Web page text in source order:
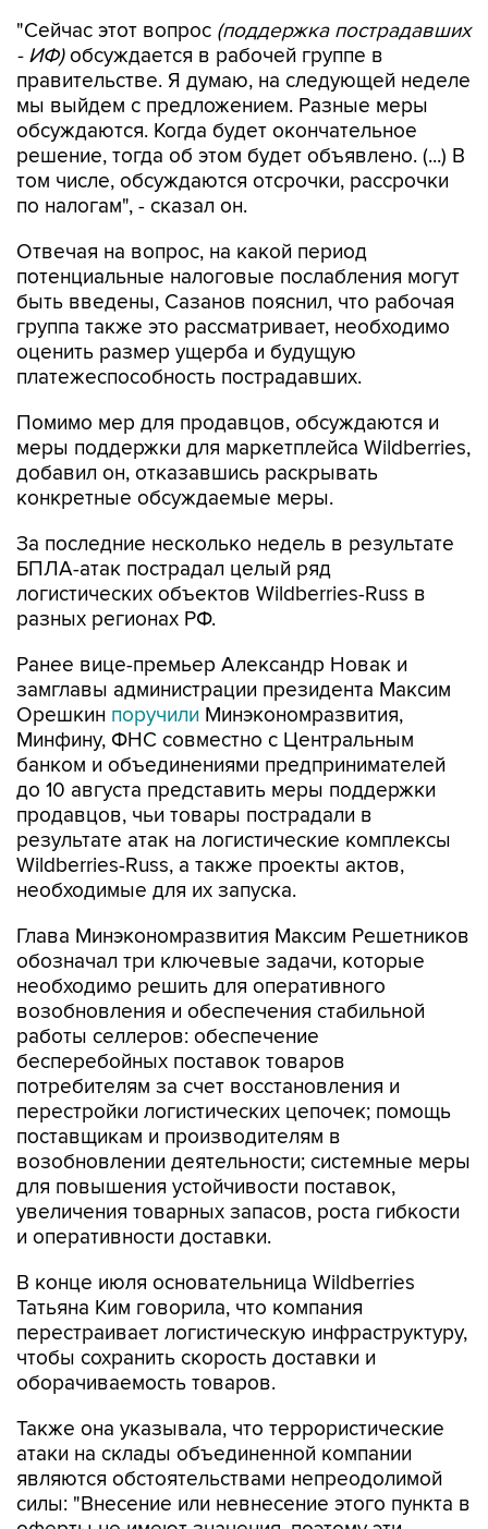
"Сейчас этот вопрос (поддержка пострадавших
- ИФ)обсуждается в рабочей группе в
правительстве. Я думаю, на следующей неделе
мы выйдем с предложением. Разные меры
обсуждаются. Когда будет окончательное
решение, тогда об этом будет объявлено. (...) В
том числе, обсуждаются отсрочки, рассрочки
по налогам", - сказал он.
Отвечая на вопрос, на какой период
потенциальные налоговые послабления могут
быть введены, Сазанов пояснил, что рабочая
группа также это рассматривает, необходимо
оценить размер ущерба и будущую
платежеспособность пострадавших.
Помимо мер для продавцов, обсуждаются и
меры поддержки для маркетплейса Wildberries,
добавил он, отказавшись раскрывать
конкретные обсуждаемые меры.
За последние несколько недель в результате
БПЛА-атак пострадал целый ряд
логистических объектов Wildberries-Russ в
разных регионах РФ.
Ранее вице-премьер Александр Новак и
замглавы администрации президента Максим
Орешкин поручили Минэкономразвития,
Минфину, ФНС совместно с Центральным
банком и объединениями предпринимателей
до 10 августа представить меры поддержки
продавцов, чьи товары пострадали в
результате атак на логистические комплексы
Wildberries-Russ, а также проекты актов,
необходимые для их запуска.
Глава Минэкономразвития Максим Решетников
обозначал три ключевые задачи, которые
необходимо решить для оперативного
возобновления и обеспечения стабильной
работы селлеров: обеспечение
бесперебойных поставок товаров
потребителям за счет восстановления и
перестройки логистических цепочек; помощь
поставщикам и производителям в
возобновлении деятельности; системные меры
для повышения устойчивости поставок,
увеличения товарных запасов, роста гибкости
и оперативности доставки.
В конце июля основательница Wildberries
Татьяна Ким говорила, что компания
перестраивает логистическую инфраструктуру,
чтобы сохранить скорость доставки и
оборачиваемость товаров.
Также она указывала, что террористические
атаки на склады объединенной компании
являются обстоятельствами непреодолимой
силы: "Внесение или невнесение этого пункта в